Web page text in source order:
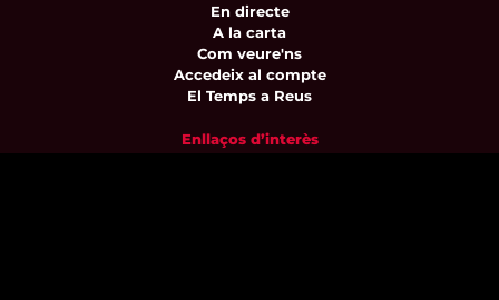
En directe
A la carta
Com veure'ns
Accedeix al compte
El Temps a Reus
Enllaços d’interès